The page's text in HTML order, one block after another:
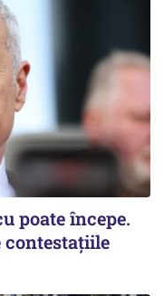
poate începe.
contestațiile